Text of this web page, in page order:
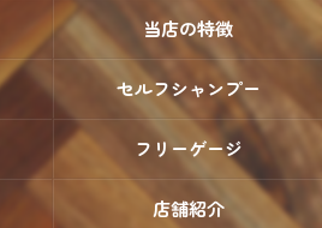
当店の特徴
セルフシャンプー
フリーゲージ
店舗紹介